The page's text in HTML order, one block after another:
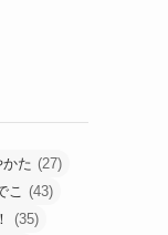
かた (27)
こ (43)
(35)